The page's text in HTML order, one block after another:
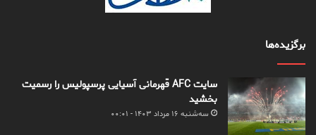
برگزیده‌ها
سایت AFC قهرمانی آسیایی پرسپولیس را رسمیت
بخشید
سه‌شنبه ۱۶ مرداد ۱۴۰۳ - ۰۰:۰۱